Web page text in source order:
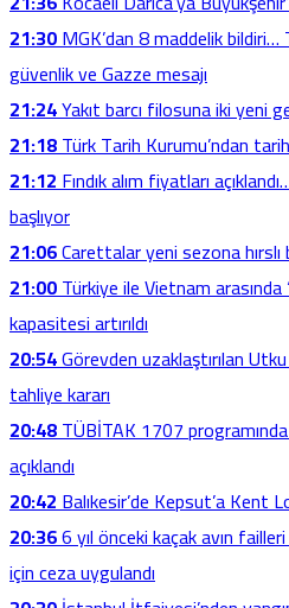
21:30MGK’dan 8 maddelik
güvenlik ve Gazze mesajı
21:24Yakıt barcı filosuna iki yeni
21:18Türk Tarih Kurumu’ndan
21:12Fındık alım fiyatları
başlıyor
21:06Carettalar yeni sezona hırslı
21:00Türkiye ile Vietnam
kapasitesi artırıldı
20:54Görevden uzaklaştırılan
tahliye kararı
20:48TÜBİTAK 1707
açıklandı
20:42Balıkesir’de Kepsut’a Kent
20:366 yıl önceki kaçak avın
için ceza uygulandı